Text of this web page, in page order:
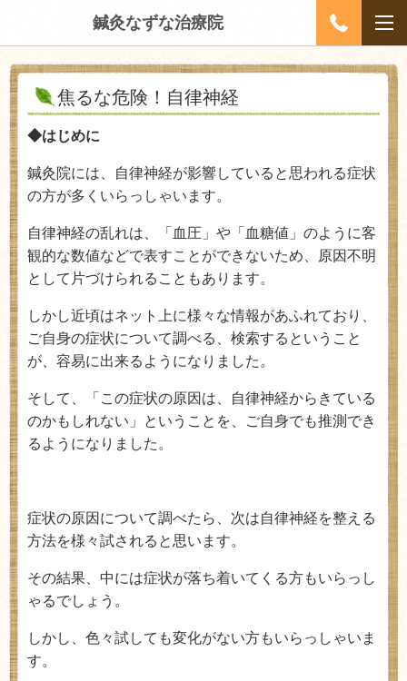
鍼灸なずな治療院
焦るな危険！自律神経
◆はじめに
鍼灸院には、自律神経が影響していると思われる症状
の方が多くいらっしゃいます。
自律神経の乱れは、「血圧」や「血糖値」のように客
観的な数値などで表すことができないため、原因不明
として片づけられることもあります。
しかし近頃はネット上に様々な情報があふれており、
ご自身の症状について調べる、検索するということ
が、容易に出来るようになりました。
そして、「この症状の原因は、自律神経からきている
のかもしれない」ということを、ご自身でも推測でき
るようになりました。
症状の原因について調べたら、次は自律神経を整える
方法を様々試されると思います。
その結果、中には症状が落ち着いてくる方もいらっし
ゃるでしょう。
しかし、色々試しても変化がない方もいらっしゃいま
す。